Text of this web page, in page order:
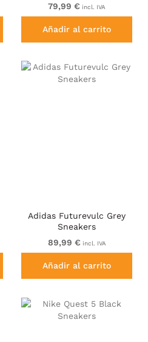
79,99 € incl. IVA
Añadir al carrito
Adidas Futurevulc Grey
Sneakers
89,99 € incl. IVA
Añadir al carrito